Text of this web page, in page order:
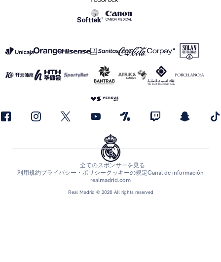
Real Madrid © 2026 All rights reserved
全てのスポンサーを見る
利用規約プライバシー・ポリシークッキーの規定Canal de información
realmadrid.com